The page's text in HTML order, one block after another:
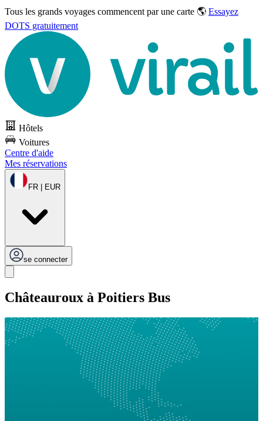
Tous les grands voyages commencent par une carte 🌎 Essayez
DOTS gratuitement
Hôtels
Voitures
Centre d'aide
Mes réservations
FR | EUR
se connecter
Châteauroux à Poitiers Bus